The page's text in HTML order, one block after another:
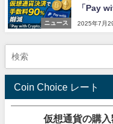
ニュース
「Pay
2025年7月
Coin Choice レート
仮想通貨の購入